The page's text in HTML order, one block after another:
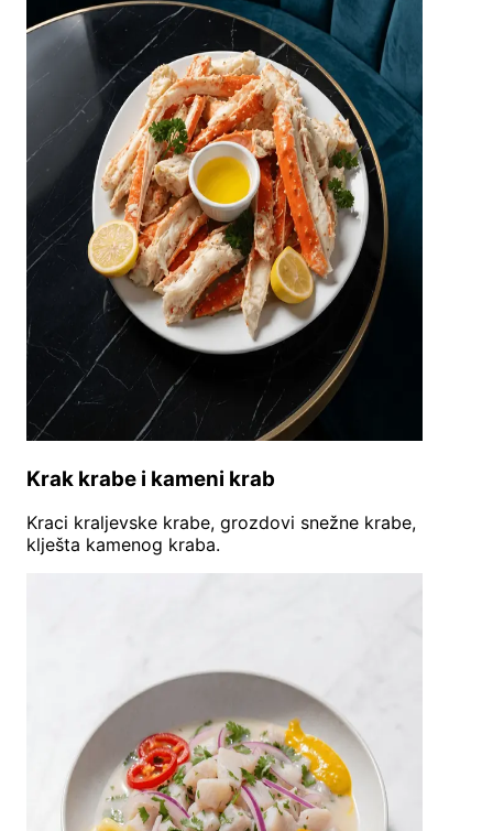
Krak krabe i kameni krab
Kraci kraljevske krabe, grozdovi snežne krabe,
klješta kamenog kraba.